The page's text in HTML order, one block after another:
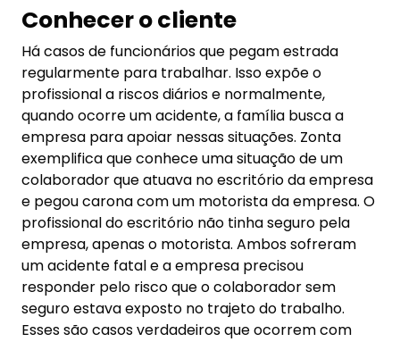
Conhecer o cliente
Há casos de funcionários que pegam estrada
regularmente para trabalhar. Isso expõe o
profissional a riscos diários e normalmente,
quando ocorre um acidente, a família busca a
empresa para apoiar nessas situações. Zonta
exemplifica que conhece uma situação de um
colaborador que atuava no escritório da empresa
e pegou carona com um motorista da empresa. O
profissional do escritório não tinha seguro pela
empresa, apenas o motorista. Ambos sofreram
um acidente fatal e a empresa precisou
responder pelo risco que o colaborador sem
seguro estava exposto no trajeto do trabalho.
Esses são casos verdadeiros que ocorrem com